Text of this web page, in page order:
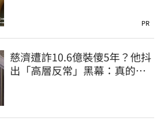
PR
慈濟遭詐10.6億裝傻5年？他抖
出「高層反常」黑幕：真的不